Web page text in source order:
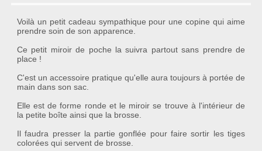
Voilà un petit cadeau sympathique pour une copine qui aime
prendre soin de son apparence.
Ce petit miroir de poche la suivra partout sans prendre de
place !
C'est un accessoire pratique qu'elle aura toujours à portée de
main dans son sac.
Elle est de forme ronde et le miroir se trouve à l'intérieur de
la petite boîte ainsi que la brosse.
Il faudra presser la partie gonflée pour faire sortir les tiges
colorées qui servent de brosse